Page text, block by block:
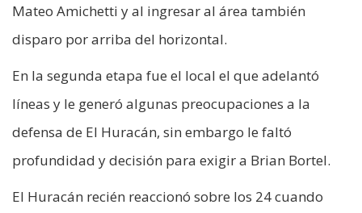
Mateo Amichetti y al ingresar al área también
disparo por arriba del horizontal.
En la segunda etapa fue el local el que adelantó
líneas y le generó algunas preocupaciones a la
defensa de El Huracán, sin embargo le faltó
profundidad y decisión para exigir a Brian Bortel.
El Huracán recién reaccionó sobre los 24 cuando